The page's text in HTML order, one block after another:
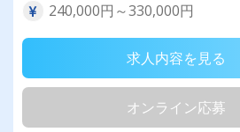
240,000円～330,000円
求人内容を見る
オンライン応募